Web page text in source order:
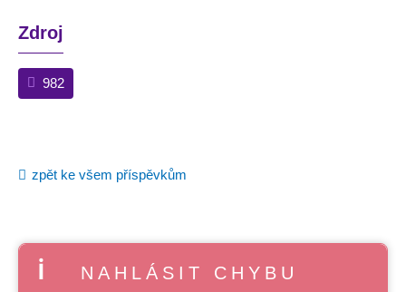
Zdroj
982
zpět ke všem příspěvkům
NAHLÁSIT CHYBU